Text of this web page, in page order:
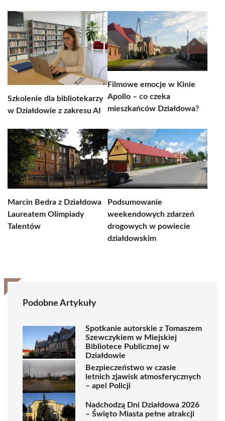
Szkolenie dla bibliotekarzy
w Działdowie z zakresu AI
Filmowe emocje w Kinie
Apollo – co czeka
mieszkańców Działdowa?
Marcin Bedra z Działdowa
Laureatem Olimpiady
Talentów
Podsumowanie
weekendowych zdarzeń
drogowych w powiecie
działdowskim
Podobne Artykuły
Spotkanie autorskie z Tomaszem
Szewczykiem w Miejskiej
Bibliotece Publicznej w
Działdowie
Bezpieczeństwo w czasie
letnich zjawisk atmosferycznych
– apel Policji
Nadchodzą Dni Działdowa 2026
– Święto Miasta pełne atrakcji